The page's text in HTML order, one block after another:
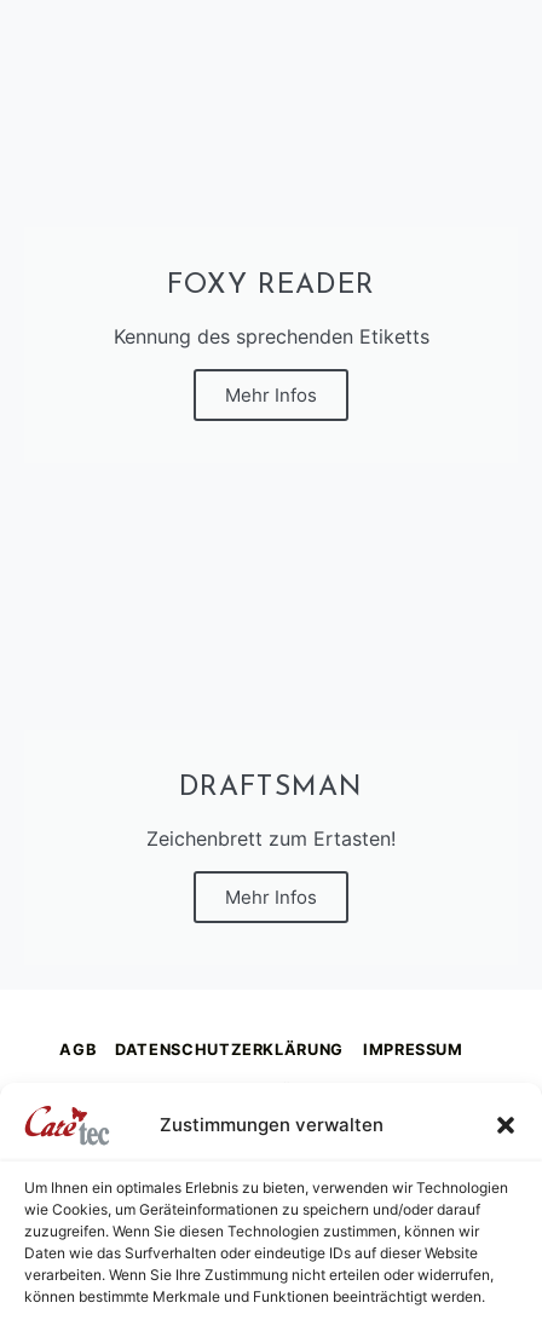
Zustimmungen verwalten
Um Ihnen ein optimales Erlebnis zu bieten, verwenden wir Technologien
wie Cookies, um Geräteinformationen zu speichern und/oder darauf
zuzugreifen. Wenn Sie diesen Technologien zustimmen, können wir
Daten wie das Surfverhalten oder eindeutige IDs auf dieser Website
verarbeiten. Wenn Sie Ihre Zustimmung nicht erteilen oder widerrufen,
können bestimmte Merkmale und Funktionen beeinträchtigt werden.
FOXY READER
Kennung des sprechenden Etiketts
Mehr Infos
DRAFTSMAN
Zeichenbrett zum Ertasten!
Mehr Infos
AGB DATENSCHUTZERKLÄRUNG IMPRESSUM
caretec
INNOVATIONEN FÜR BLINDE, TAUBBLINDE, STARK SEHBEHINDERTE UND FARBENBLINDE